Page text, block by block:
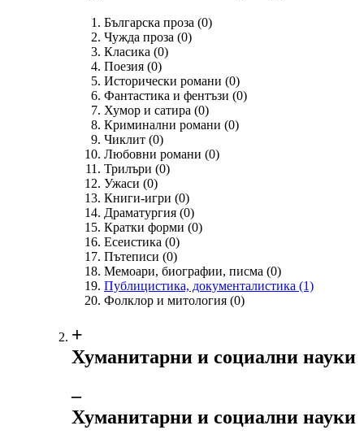
Българска проза (0)
Чужда проза (0)
Класика (0)
Поезия (0)
Исторически романи (0)
Фантастика и фентъзи (0)
Хумор и сатира (0)
Криминални романи (0)
Чиклит (0)
Любовни романи (0)
Трилъри (0)
Ужаси (0)
Книги-игри (0)
Драматургия (0)
Кратки форми (0)
Есеистика (0)
Пътеписи (0)
Мемоари, биографии, писма (0)
Публицистика, документалистика (1)
Фолклор и митология (0)
+
Хуманитарни и социални науки
‒
Хуманитарни и социални науки